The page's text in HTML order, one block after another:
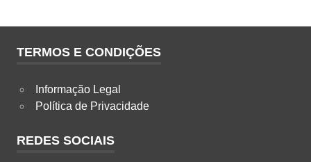
TERMOS E CONDIÇÕES
Informação Legal
Política de Privacidade
REDES SOCIAIS